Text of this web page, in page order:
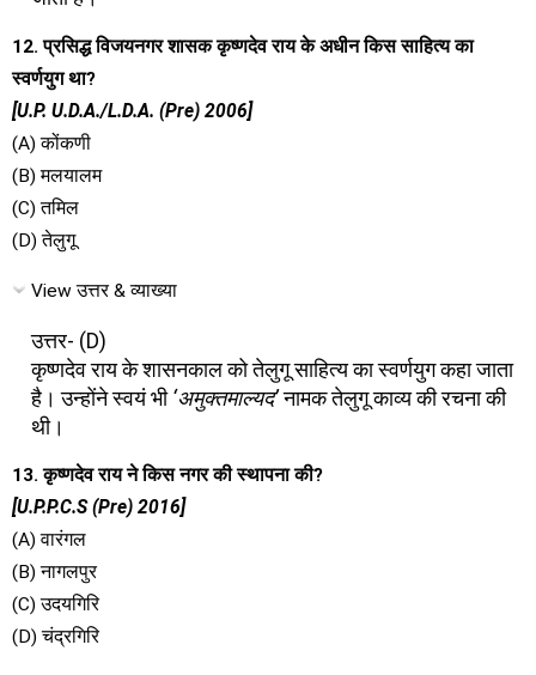
12. प्रसिद्ध विजयनगर शासक कृष्णदेव राय के अधीन किस साहित्य का
स्वर्णयुग था?
[U.P. U.D.A./L.D.A. (Pre) 2006]
(A) कोंकणी
(B) मलयालम
(C) तमिल
(D) तेलुगू
View उत्तर & व्याख्या
उत्तर- (D)
कृष्णदेव राय के शासनकाल को तेलुगू साहित्य का स्वर्णयुग कहा जाता
है। उन्होंने स्वयं भी‘अमुक्तमाल्यद’नामक तेलुगू काव्य की रचना की
थी।
13. कृष्णदेव राय ने किस नगर की स्थापना की?
[U.P.P.C.S (Pre) 2016]
(A) वारंगल
(B) नागलपुर
(C) उदयगिरि
(D) चंद्रगिरि